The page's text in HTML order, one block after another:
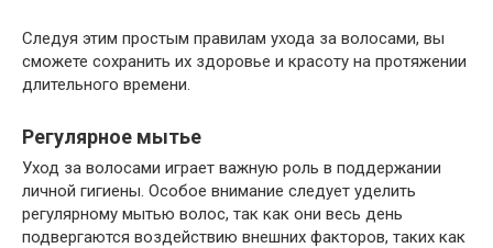
Следуя этим простым правилам ухода за волосами, вы
сможете сохранить их здоровье и красоту на протяжении
длительного времени.
Регулярное мытье
Уход за волосами играет важную роль в поддержании
личной гигиены. Особое внимание следует уделить
регулярному мытью волос, так как они весь день
подвергаются воздействию внешних факторов, таких как